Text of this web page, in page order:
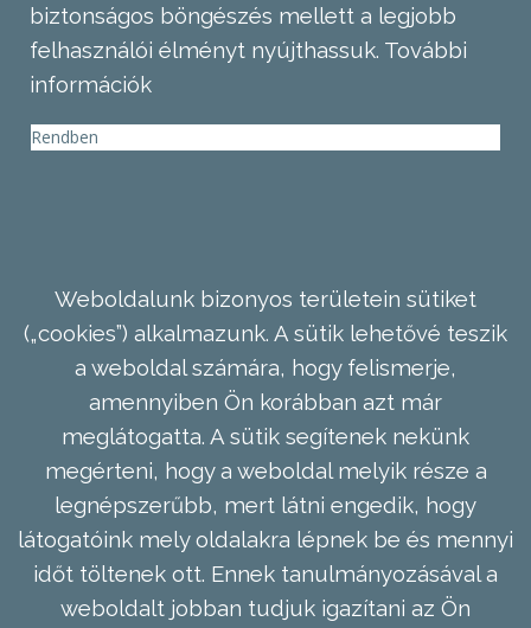
biztonságos böngészés mellett a legjobb
felhasználói élményt nyújthassuk. További
információk
Rendben
Weboldalunk bizonyos területein sütiket
(„cookies”) alkalmazunk. A sütik lehetővé teszik
a weboldal számára, hogy felismerje,
amennyiben Ön korábban azt már
meglátogatta. A sütik segítenek nekünk
megérteni, hogy a weboldal melyik része a
legnépszerűbb, mert látni engedik, hogy
látogatóink mely oldalakra lépnek be és mennyi
időt töltenek ott. Ennek tanulmányozásával a
weboldalt jobban tudjuk igazítani az Ön